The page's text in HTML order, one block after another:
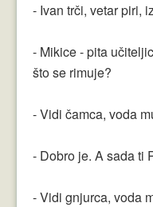
- Ivan trči, vetar piri,
- Mikice - pita
što se rimuje?
- Vidi čamca, voda
- Dobro je. A sada ti
- Vidi gnjurca, voda